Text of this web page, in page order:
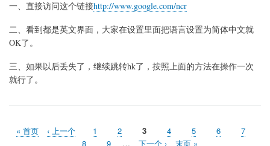
一、直接访问这个链接http://www.google.com/ncr
二、看到都是英文界面，大家在设置里面把语言设置为简体中文就
OK了。
三、如果以后丢失了，继续跳转hk了，按照上面的方法在操作一次
就行了。
分
首
« 首页
前‹ 上一个
页1
页
2
当
前
3
页
4
页
面
5
页
6
页
7
页
8 页
9 … 下
下一个 › 末
末页 »